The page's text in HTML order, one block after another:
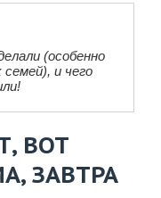
(особенно
и чего
ВОТ
ЗАВТРА